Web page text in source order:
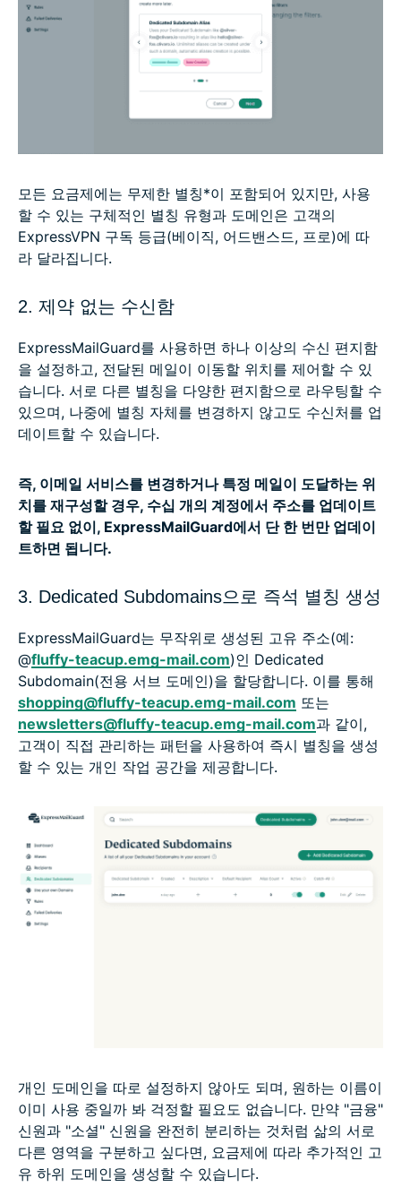
모든 요금제에는 무제한 별칭*이 포함되어 있지만, 사용
할 수 있는 구체적인 별칭 유형과 도메인은 고객의
ExpressVPN 구독 등급(베이직, 어드밴스드, 프로)에 따
라 달라집니다.
2. 제약 없는 수신함
ExpressMailGuard를 사용하면 하나 이상의 수신 편지함
을 설정하고, 전달된 메일이 이동할 위치를 제어할 수 있
습니다. 서로 다른 별칭을 다양한 편지함으로 라우팅할 수
있으며, 나중에 별칭 자체를 변경하지 않고도 수신처를 업
데이트할 수 있습니다.
즉, 이메일 서비스를 변경하거나 특정 메일이 도달하는 위
치를 재구성할 경우, 수십 개의 계정에서 주소를 업데이트
할 필요 없이, ExpressMailGuard에서 단 한 번만 업데이
트하면 됩니다.
3. Dedicated Subdomains으로 즉석 별칭 생성
ExpressMailGuard는 무작위로 생성된 고유 주소(예:
@fluffy-teacup.emg-mail.com)인 Dedicated
Subdomain(전용 서브 도메인)을 할당합니다. 이를 통해
shopping@fluffy-teacup.emg-mail.com 또는
newsletters@fluffy-teacup.emg-mail.com과 같이,
고객이 직접 관리하는 패턴을 사용하여 즉시 별칭을 생성
할 수 있는 개인 작업 공간을 제공합니다.
개인 도메인을 따로 설정하지 않아도 되며, 원하는 이름이
이미 사용 중일까 봐 걱정할 필요도 없습니다. 만약 "금융"
신원과 "소셜" 신원을 완전히 분리하는 것처럼 삶의 서로
다른 영역을 구분하고 싶다면, 요금제에 따라 추가적인 고
유 하위 도메인을 생성할 수 있습니다.